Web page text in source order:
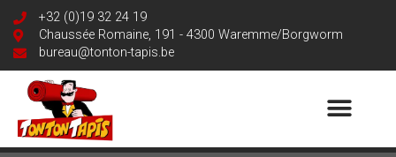
+32 (0)19 32 24 19
Chaussée Romaine, 191 - 4300 Waremme/Borgworm
bureau@tonton-tapis.be